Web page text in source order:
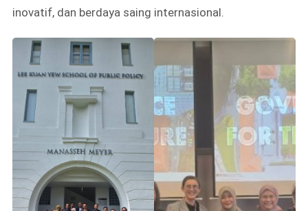
inovatif, dan berdaya saing internasional.